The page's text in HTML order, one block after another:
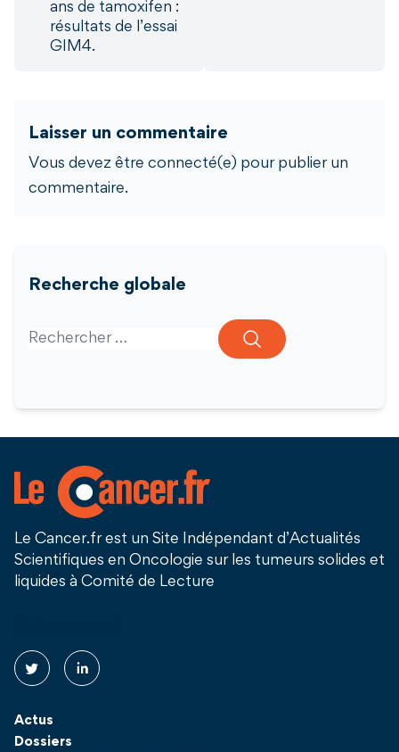
ans de tamoxifen :
résultats de l’essai
GIM4.
Laisser un commentaire
Vous devez être connecté(e) pour publier un
commentaire.
Recherche globale
Search for:
Le Cancer.fr est un Site Indépendant d’Actualités
Scientifiques en Oncologie sur les tumeurs solides et
liquides à Comité de Lecture
Actus
Dossiers